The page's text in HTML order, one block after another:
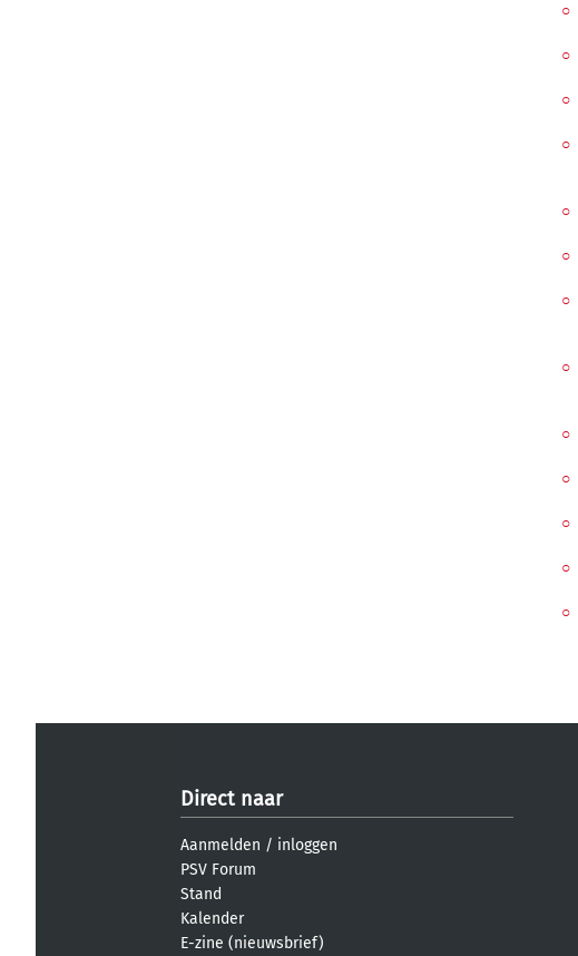
Direct naar
Aanmelden / inloggen
PSV Forum
Stand
Kalender
E-zine (nieuwsbrief)